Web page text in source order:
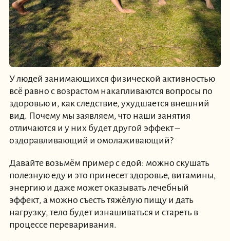
У людей занимающихся физической активностью
всё равно с возрастом накапливаются вопросы по
здоровью и, как следствие, ухудшается внешний
вид. Почему мы заявляем, что наши занятия
отличаются и у них будет другой эффект –
оздоравливающий и омолаживающий?
Давайте возьмём пример с едой: можно скушать
полезную еду и это принесет здоровье, витамины,
энергию и даже может оказывать лечебный
эффект, а можно съесть тяжёлую пищу и дать
нагрузку, тело будет изнашиваться и стареть в
процессе переваривания.